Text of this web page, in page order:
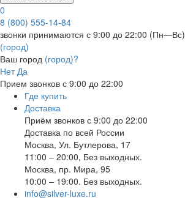
0
8 (800) 555-14-84
звонки принимаются с 9:00 до 22:00 (Пн—Вс)
(город)
Ваш город (город)?
Нет Да
Прием звонков с 9:00 до 22:00
Где купить
Доставка
Приём звонков с 9:00 до 22:00
Доставка по всей России
Москва, Ул. Бутлерова, 17
11:00 – 20:00, Без выходных.
Москва, пр. Мира, 95
10:00 – 19:00. Без выходных.
info@silver-luxe.ru